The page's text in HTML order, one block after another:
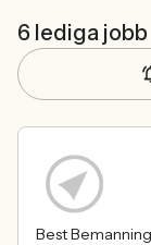
6 lediga jobb
Best